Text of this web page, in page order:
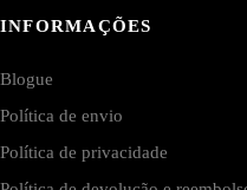
INFORMAÇÕES
Blogue
Política de envio
Política de privacidade